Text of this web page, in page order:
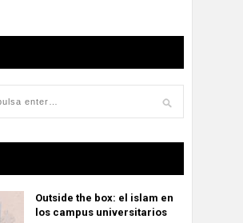
Outside the box: el islam en
los campus universitarios